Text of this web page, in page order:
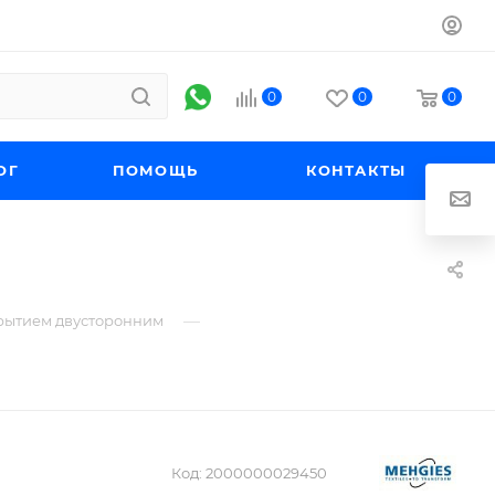
0 0 0
ПОМОЩЬ КОНТАКТЫ
двусторонним —
Код: 2000000029450